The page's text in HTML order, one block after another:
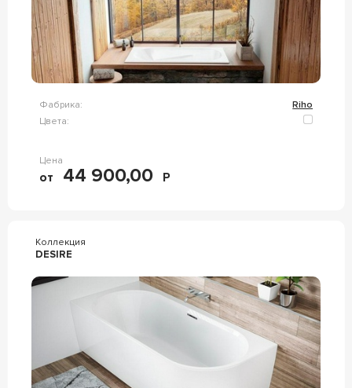
Фабрика:
Riho
Цвета:
Цена
от 44 900,00 Р
Коллекция
DESIRE